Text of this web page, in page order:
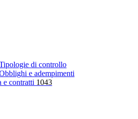
di controllo
e adempimenti
e contratti 1043